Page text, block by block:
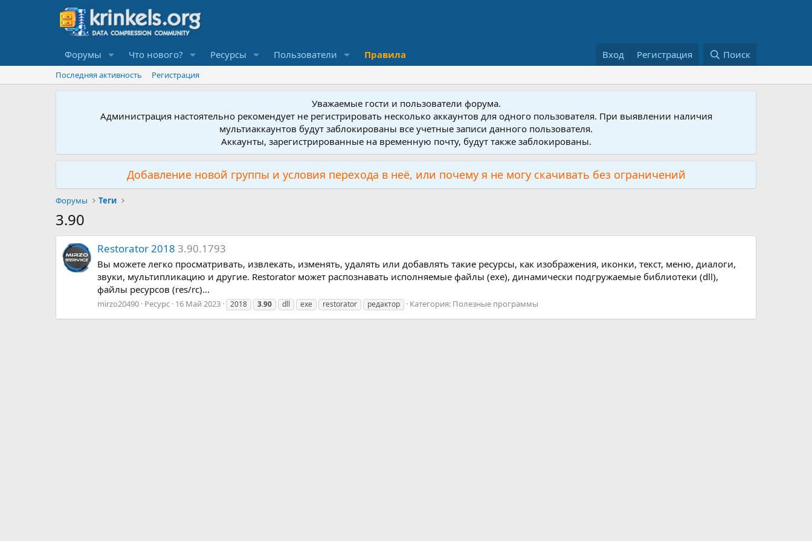
Форумы Что нового? Ресурсы Пользователи Правила Вход Регистрация Поиск
Последняя активность Регистрация
Уважаемые гости и пользователи форума.
Администрация настоятельно рекомендует не регистрировать несколько аккаунтов для одного пользователя. При выявлении наличия
мультиаккаунтов будут заблокированы все учетные записи данного пользователя.
Аккаунты, зарегистрированные на временную почту, будут также заблокированы.
Добавление новой группы и условия перехода в неё, или почему я не могу скачивать без ограничений
Форумы Теги
3.90
Restorator 2018 3.90.1793
Вы можете легко просматривать, извлекать, изменять, удалять или добавлять такие ресурсы, как изображения, иконки, текст, меню, диалоги,
звуки, мультипликацию и другие. Restorator может распознавать исполняемые файлы (exe), динамически подгружаемые библиотеки (dll),
файлы ресурсов (res/rc)...
mirzo20490 Ресурс 16 Май 2023 2018 3.90 dll exe restorator редактор Категория: Полезные программы